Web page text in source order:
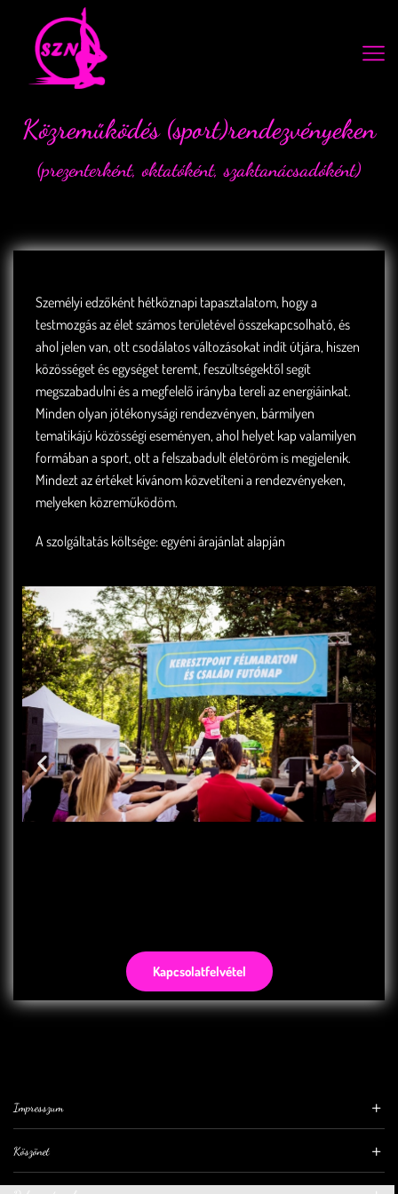
Közreműködés (sport)rendezvényeken
(prezenterként, oktatóként, szaktanácsadóként)
Személyi edzőként hétköznapi tapasztalatom, hogy a
testmozgás az élet számos területével összekapcsolható, és
ahol jelen van, ott csodálatos változásokat indít útjára, hiszen
közösséget és egységet teremt, feszültségektől segít
megszabadulni és a megfelelő irányba tereli az energiáinkat.
Minden olyan jótékonysági rendezvényen, bármilyen
tematikájú közösségi eseményen, ahol helyet kap valamilyen
formában a sport, ott a felszabadult életöröm is megjelenik.
Mindezt az értéket kívánom közvetíteni a rendezvényeken,
melyeken közreműködöm.
A szolgáltatás költsége: egyéni árajánlat alapján
Kapcsolatfelvétel
Impresszum
Köszönet